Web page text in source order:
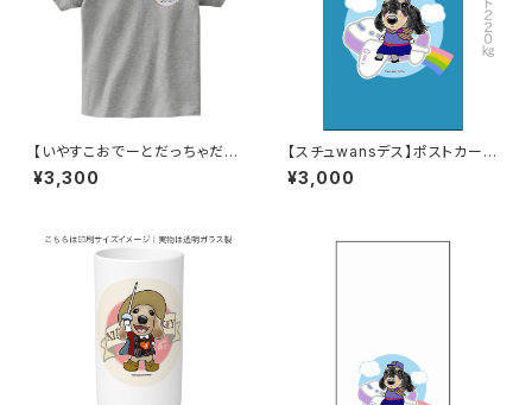
【いやすこおでーとだっちゃだれ
～♡】ワンポイントTシャツ／杢
グレー
¥3,300
【スチュwansデス】ポストカード
20枚セット／ブルー
¥3,000